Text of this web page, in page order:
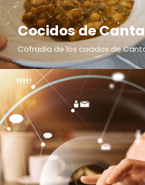
Cocidos de
Cofradía de los cocidos de